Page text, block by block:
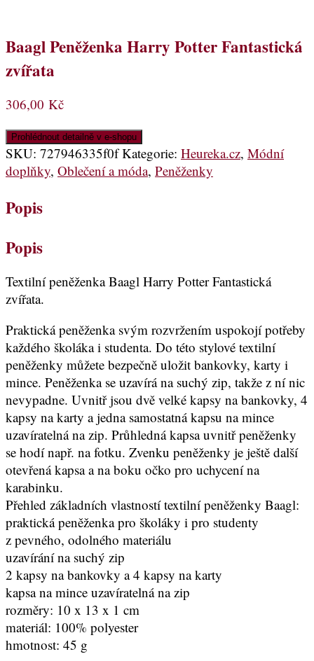
Baagl Peněženka Harry Potter Fantastická
zvířata
306,00 Kč
Prohlédnout detailně v e-shopu
SKU: 727946335f0f Kategorie: Heureka.cz, Módní
doplňky, Oblečení a móda, Peněženky
Popis
Popis
Textilní peněženka Baagl Harry Potter Fantastická
zvířata.
Praktická peněženka svým rozvržením uspokojí potřeby
každého školáka i studenta. Do této stylové textilní
peněženky můžete bezpečně uložit bankovky, karty i
mince. Peněženka se uzavírá na suchý zip, takže z ní nic
nevypadne. Uvnitř jsou dvě velké kapsy na bankovky, 4
kapsy na karty a jedna samostatná kapsu na mince
uzavíratelná na zip. Průhledná kapsa uvnitř peněženky
se hodí např. na fotku. Zvenku peněženky je ještě další
otevřená kapsa a na boku očko pro uchycení na
karabinku.
Přehled základních vlastností textilní peněženky Baagl:
praktická peněženka pro školáky i pro studenty
z pevného, odolného materiálu
uzavírání na suchý zip
2 kapsy na bankovky a 4 kapsy na karty
kapsa na mince uzavíratelná na zip
rozměry: 10 x 13 x 1 cm
materiál: 100% polyester
hmotnost: 45 g